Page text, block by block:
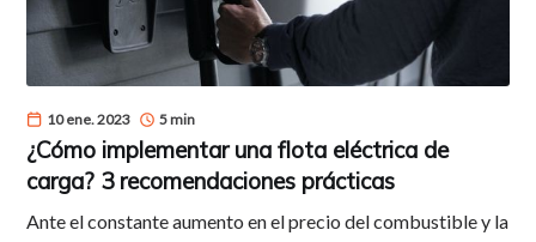
10 ene. 2023 5 min
¿Cómo implementar una flota eléctrica de
carga? 3 recomendaciones prácticas
Ante el constante aumento en el precio del combustible y la